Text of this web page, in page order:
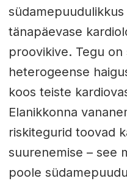
südamepuudulikkus
tänapäevase
proovikive. Tegu
heterogeense
koos teiste
Elanikkonna
riskitegurid toovad
suurenemise – see
poole